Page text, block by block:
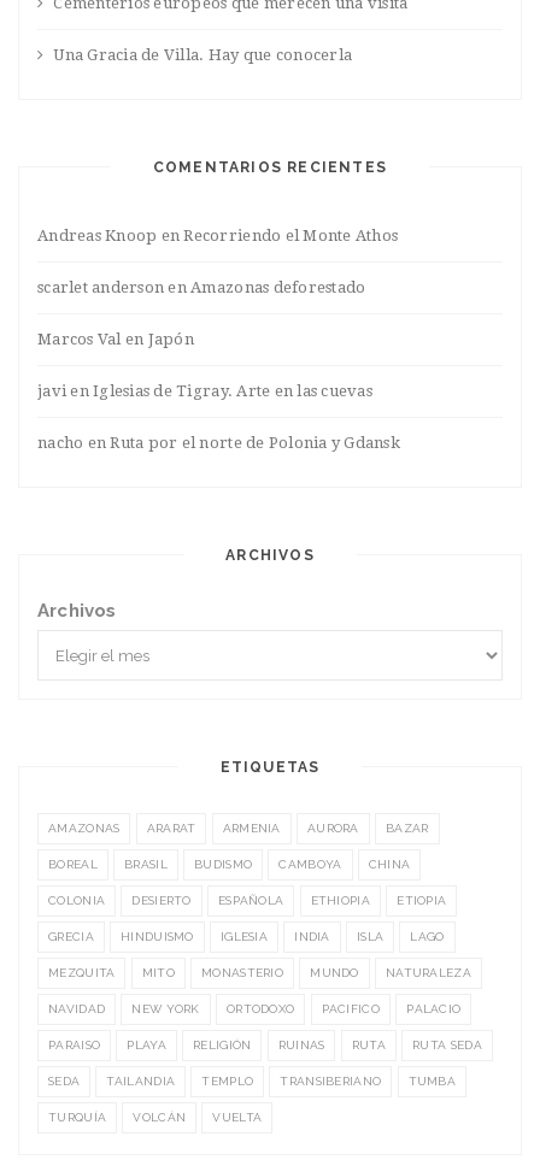
Una Gracia de Villa. Hay que conocerla
COMENTARIOS RECIENTES
Andreas Knoop enRecorriendo el Monte Athos
scarlet anderson enAmazonas deforestado
Marcos Valen Japón
javienIglesias de Tigray. Arte en las cuevas
nacho enRuta por el norte de Polonia y Gdansk
ARCHIVOS
Archivos
ETIQUETAS
AMAZONAS ARARAT ARMENIA AURORA BAZAR
BOREAL BRASIL BUDISMO CAMBOYA CHINA
COLONIA DESIERTO ESPAÑOLA ETHIOPIA ETIOPIA
GRECIA HINDUISMO IGLESIA INDIA ISLA LAGO
MEZQUITA MITO MONASTERIO MUNDO NATURALEZA
NAVIDAD NEW YORK ORTODOXO PACIFICO PALACIO
PARAISO PLAYA RELIGIÓN RUINAS RUTA RUTA SEDA
SEDA TAILANDIA TEMPLO TRANSIBERIANO TUMBA
TURQUÍA VOLCÁN VUELTA